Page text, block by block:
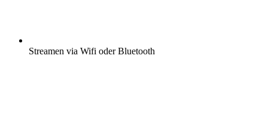
Streamen via Wifi oder Bluetooth